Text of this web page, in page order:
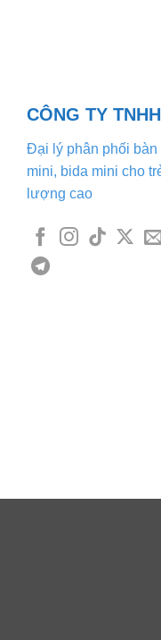
CÔNG TY
Đại lý phân phối bàn
mini, bida mini cho
lượng cao